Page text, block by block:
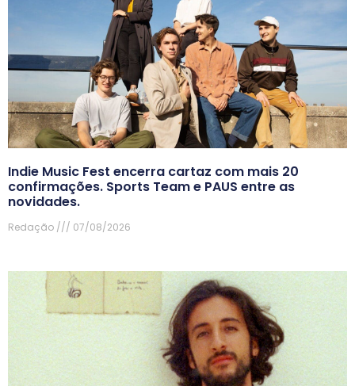
Indie Music Fest encerra cartaz com mais 20
confirmações. Sports Team e PAUS entre as
novidades.
Redação 07/08/2026